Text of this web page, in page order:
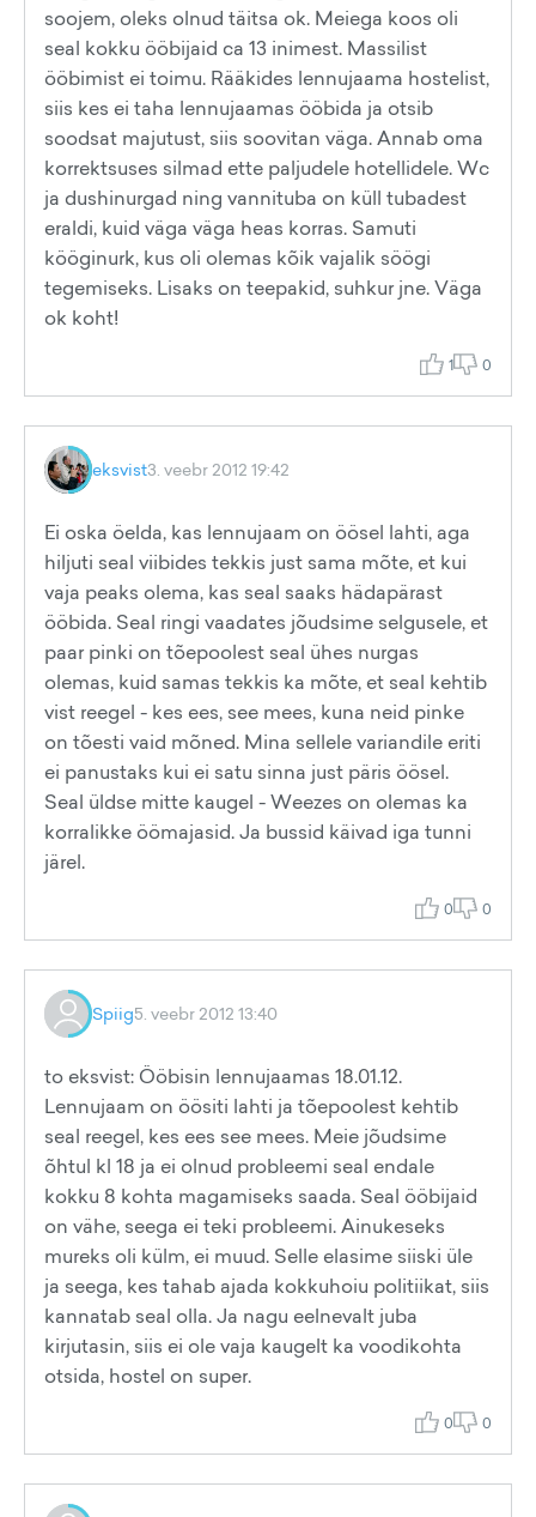
soojem, oleks olnud täitsa ok. Meiega koos oli
seal kokku ööbijaid ca 13 inimest. Massilist
ööbimist ei toimu. Rääkides lennujaama hostelist,
siis kes ei taha lennujaamas ööbida ja otsib
soodsat majutust, siis soovitan väga. Annab oma
korrektsuses silmad ette paljudele hotellidele. Wc
ja dushinurgad ning vannituba on küll tubadest
eraldi, kuid väga väga heas korras. Samuti
kööginurk, kus oli olemas kõik vajalik söögi
tegemiseks. Lisaks on teepakid, suhkur jne. Väga
ok koht!
1 0
eksvist3. veebr 2012 19:42
Ei oska öelda, kas lennujaam on öösel lahti, aga
hiljuti seal viibides tekkis just sama mõte, et kui
vaja peaks olema, kas seal saaks hädapärast
ööbida. Seal ringi vaadates jõudsime selgusele, et
paar pinki on tõepoolest seal ühes nurgas
olemas, kuid samas tekkis ka mõte, et seal kehtib
vist reegel - kes ees, see mees, kuna neid pinke
on tõesti vaid mõned. Mina sellele variandile eriti
ei panustaks kui ei satu sinna just päris öösel.
Seal üldse mitte kaugel - Weezes on olemas ka
korralikke öömajasid. Ja bussid käivad iga tunni
järel.
0 0
Spiig5. veebr 2012 13:40
to eksvist: Ööbisin lennujaamas 18.01.12.
Lennujaam on öösiti lahti ja tõepoolest kehtib
seal reegel, kes ees see mees. Meie jõudsime
õhtul kl 18 ja ei olnud probleemi seal endale
kokku 8 kohta magamiseks saada. Seal ööbijaid
on vähe, seega ei teki probleemi. Ainukeseks
mureks oli külm, ei muud. Selle elasime siiski üle
ja seega, kes tahab ajada kokkuhoiu politiikat, siis
kannatab seal olla. Ja nagu eelnevalt juba
kirjutasin, siis ei ole vaja kaugelt ka voodikohta
otsida, hostel on super.
0 0